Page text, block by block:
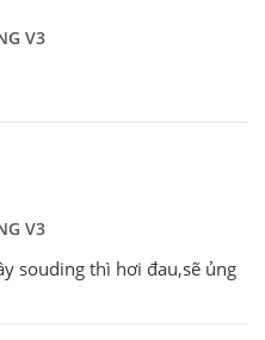
V3
V3
souding thì hơi đau,sẽ ủng